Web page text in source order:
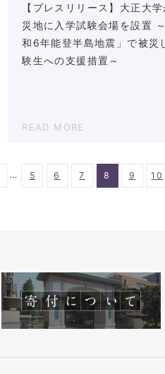
【プレスリリース】大正大学
災地に入学試験会場を設置
和6年能登半島地震」で被災
験生への支援措置～
READ MORE
… 5 6 7 8 9 10